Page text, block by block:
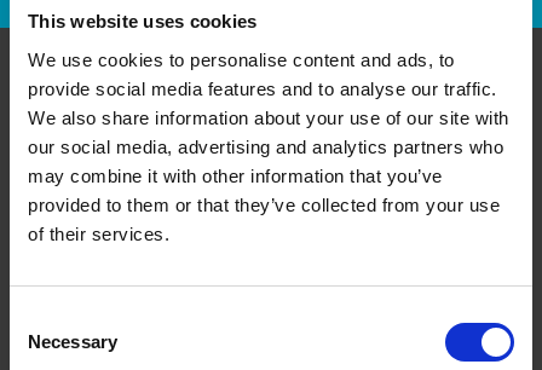
This website uses cookies
We use cookies to personalise content and ads, to
provide social media features and to analyse our traffic.
We also share information about your use of our site with
our social media, advertising and analytics partners who
may combine it with other information that you’ve
provided to them or that they’ve collected from your use
of their services.
Selection
Necessary
Communiquer avec nous
The UPS Store #146
8623 Granville St
Vancouver British Columbia - V6P 5A2
Obtenez l'itinéraire vers notre magasin
store146@theupsstore.ca